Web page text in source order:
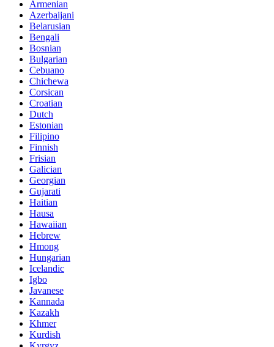
Armenian
Azerbaijani
Belarusian
Bengali
Bosnian
Bulgarian
Cebuano
Chichewa
Corsican
Croatian
Dutch
Estonian
Filipino
Finnish
Frisian
Galician
Georgian
Gujarati
Haitian
Hausa
Hawaiian
Hebrew
Hmong
Hungarian
Icelandic
Igbo
Javanese
Kannada
Kazakh
Khmer
Kurdish